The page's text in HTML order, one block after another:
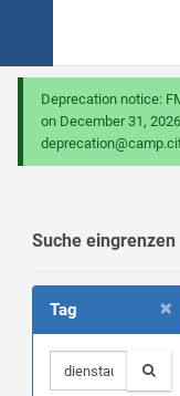
Deprecation notice:
on December 31,
Suche eingrenzen
×
Tag